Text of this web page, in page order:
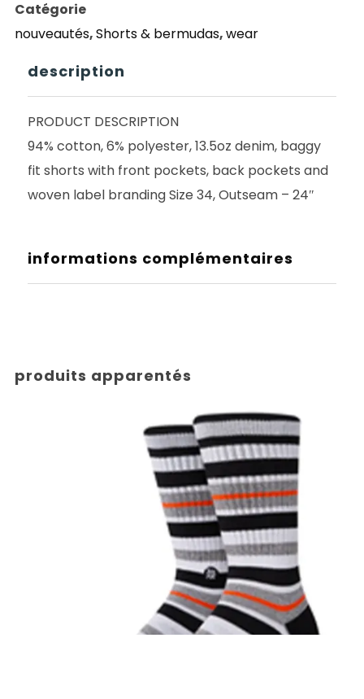
BIG
SHORTS
STONE
WASH
Catégorie
nouveautés,Shorts & bermudas,wear
description
PRODUCT DESCRIPTION
94% cotton, 6% polyester, 13.5oz denim, baggy
fit shorts with front pockets, back pockets and
woven label branding Size 34, Outseam – 24″
informations complémentaires
produits apparentés